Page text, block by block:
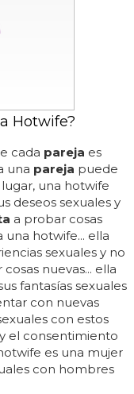
Hotwife?
cada pareja es
una pareja puede
una hotwife
deseos sexuales y
a probar cosas
una hotwife... ella
sexuales y no
nuevas... ella
fantasías sexuales
con nuevas
con estos
el consentimiento
es una mujer
con hombres